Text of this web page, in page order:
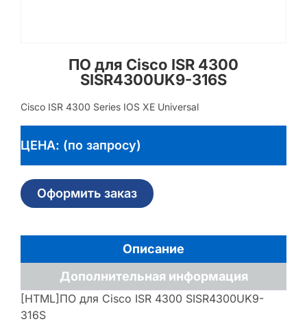
ПО для Cisco ISR 4300
SISR4300UK9-316S
Cisco ISR 4300 Series IOS XE Universal
ЦЕНА: (по запросу)
Оформить заказ
Описание
Дополнительная информация
[HTML]ПО для Cisco ISR 4300 SISR4300UK9-
316S